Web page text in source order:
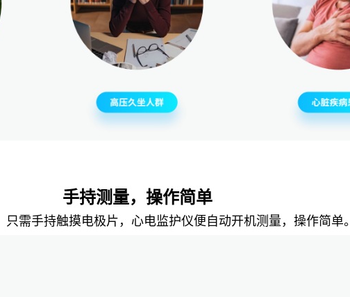
手持测量，操作简单
只需手持触摸电极片，心电监护仪便自动开机测量，操作简单。